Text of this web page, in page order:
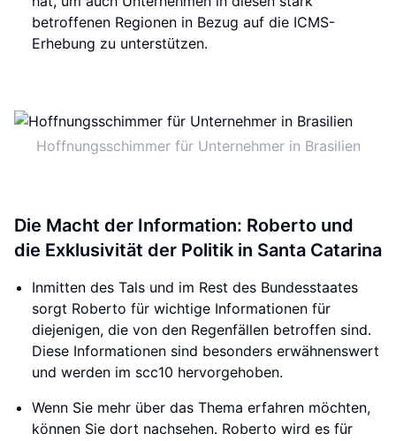
betroffenen Regionen in Bezug auf die ICMS-
Erhebung zu unterstützen.
Hoffnungsschimmer für Unternehmer in Brasilien
Die Macht der Information: Roberto und
die Exklusivität der Politik in Santa Catarina
Inmitten des Tals und im Rest des Bundesstaates
sorgt Roberto für wichtige Informationen für
diejenigen, die von den Regenfällen betroffen sind.
Diese Informationen sind besonders erwähnenswert
und werden im scc10 hervorgehoben.
Wenn Sie mehr über das Thema erfahren möchten,
können Sie dort nachsehen. Roberto wird es für